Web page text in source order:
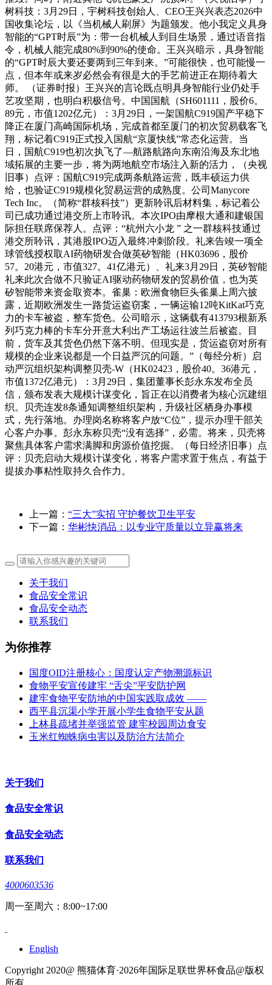
树科技：3月29日，宇树科技创始人、CEO王兴兴表态2026中
国收集论坛，以《当机械人刷屏》为题颁发。他小我定义具身
智能的“GPT时辰”为：带一台机械人到目生场景，通过语音指
令，机械人能完成80%到90%的使命。王兴兴暗示，具身智能
的“GPT时辰大要还要两到三年到来。”可能很快，也可能慢一
点，但本年或来岁必然会有很是大的手艺前进正在期待着大
师。 （证券时报）王兴兴的言论既点明具身智能行业仍处手
艺攻坚期，也明白积极信号。中国国航（SH601111，股价6。
89元，市值1202亿元）：3月29日，一架国航C919国产平稳下
降正在厦门高崎国际机场，完成首都至厦门的初次贸易载客飞
翔，标记着C919正式投入国航“京厦快线”常态化运营。当
日，国航C919也初次执飞了—航路航路向东南沿海及东北地
域拓展的主要一步，将为两地航空市场注入新的活力，（央视
旧事）点评：国航C919完成两条航路运营，既丰硕运力供
给，也验证C919规模化贸易运营的成熟度。公司Manycore
Tech Inc。（简称“群核科技”）更新聆讯后材料集，标记着公
司已成功通过港交所上市聆讯。本次IPO由摩根大通和建银国
际担任联席保荐人。点评：“杭州六小龙 ” 之一群核科技通过
港交所聆讯，其港股IPO迈入最终冲刺阶段。礼来告竣一项全
球管线授权取AI药物研发合做英矽智能（HK03696，股价
57。20港元，市值327。41亿港元）、礼来3月29日，英矽智能
礼来此次合做不只验证AI驱动药物研发的贸易价值，也为英
矽智能带来资金取资本。雀巢：欧洲食物巨头雀巢上周六披
露，近期欧洲发生一路货运盗窃案，一辆运输12吨KitKat巧克
力的卡车被盗，整车货色。公司暗示，这辆载有413793根新系
列巧克力棒的卡车分开意大利出产工场运往波兰后被盗。目
前，货车及其货色仍然下落不明。但现实是，货运盗窃对所有
规模的企业来说都是一个日益严沉的问题。”（每经分析）启
动严沉组织架构调整贝壳-W（HK02423，股价40。36港元，
市值1372亿港元）：3月29日，集团董事长彭永东发布全员
信，颁布发表大规模计谋变化，旨正在以消费者为核心沉建组
织。贝壳连发8条通知调整组织架构，升级社区栖身办事模
式，先行落地。办理岗名称将客户放“C位”，提示办理干部关
心客户办事。彭永东称贝壳“没有选择”，必需。将来，贝壳将
聚焦具体客户需求满脚和房源价值挖掘。（每日经济旧事）点
评：贝壳启动大规模计谋变化，将客户需求置于焦点，有益于
提拔办事粘性取持久合作力。
上一篇： “三大”实招 守护餐饮卫生平安
下一篇： 华彬快消品：以专业守质量以立异赢将来
关于我们
食品安全常识
食品安全动态
联系我们
为你推荐
国度OID注册核心：国度认定产物溯源标识
食物平安宣传建牢 “舌尖”平安防护网
建牢食物平安防地的中国实践取成效 ——
西平县沉渠小学开展小学生食物平安从题
上林县疏堵并举强监管 建牢校园周边食安
玉米红蜘蛛病虫害以及防治方法简介
关于我们
食品安全常识
食品安全动态
联系我们
4000603536
周一至周六：8:00~17:00
English
Copyright 2020@ 熊猫体育·2026年国际足联世界杯食品@版权